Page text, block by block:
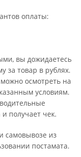
оплаты:
вы дожидаетесь
за товар в рублях.
осмотреть на
условиям.
получает чек.
самовывозе из
постамата.